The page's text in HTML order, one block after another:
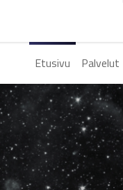
Etusivu Palvelut